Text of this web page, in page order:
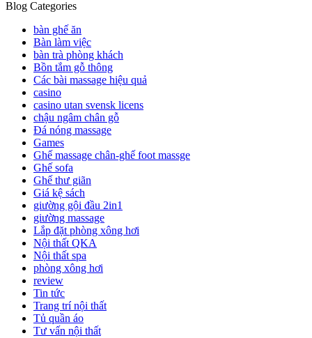
Blog Categories
bàn ghế ăn
Bàn làm việc
bàn trà phòng khách
Bồn tắm gỗ thông
Các bài massage hiệu quả
casino
casino utan svensk licens
chậu ngâm chân gỗ
Đá nóng massage
Games
Ghế massage chân-ghế foot massge
Ghế sofa
Ghế thư giãn
Giá kệ sách
giường gội đầu 2in1
giường massage
Lắp đặt phòng xông hơi
Nội thất QKA
Nội thất spa
phòng xông hơi
review
Tin tức
Trang trí nội thất
Tủ quần áo
Tư vấn nội thất